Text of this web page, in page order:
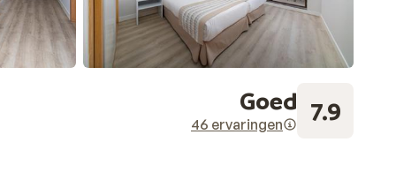
Goed
46 ervaringen 7.9